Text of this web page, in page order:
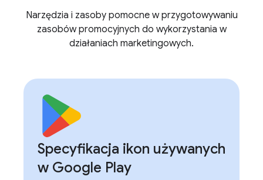
Narzędzia i zasoby pomocne w przygotowywaniu
zasobów promocyjnych do wykorzystania w
działaniach marketingowych.
Specyfikacja ikon używanych
w Google Play